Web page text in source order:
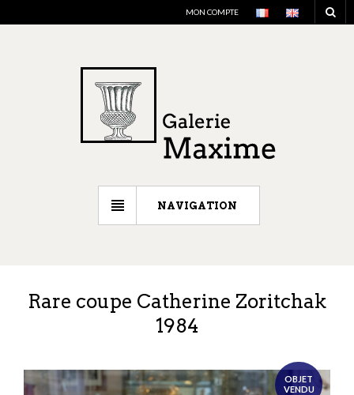
MON COMPTE
NAVIGATION
Rare coupe Catherine Zoritchak
1984
OBJET
VENDU